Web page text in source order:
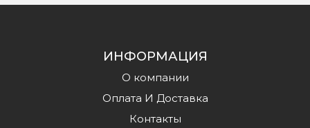
ИНФОРМАЦИЯ
О компании
Оплата И Доставка
Контакты